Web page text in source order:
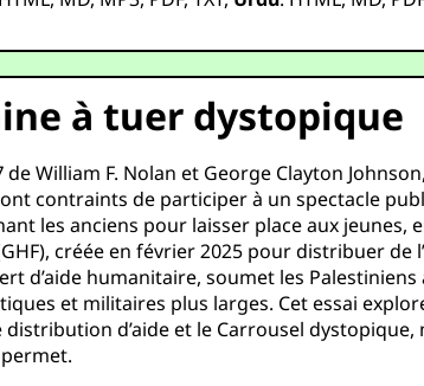
à tuer dystopique
William F. Nolan et George Clayton
contraints de participer à un spectacle
les anciens pour laisser place aux jeunes,
créée en février 2025 pour distribuer de
d’aide humanitaire, soumet les Palestiniens
et militaires plus larges. Cet essai
d’aide et le Carrousel